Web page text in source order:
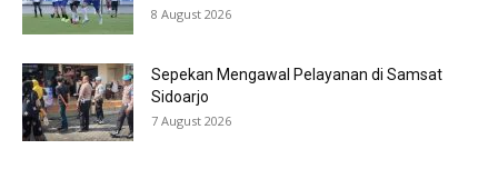
8 August 2026
Sepekan Mengawal Pelayanan di Samsat
Sidoarjo
7 August 2026